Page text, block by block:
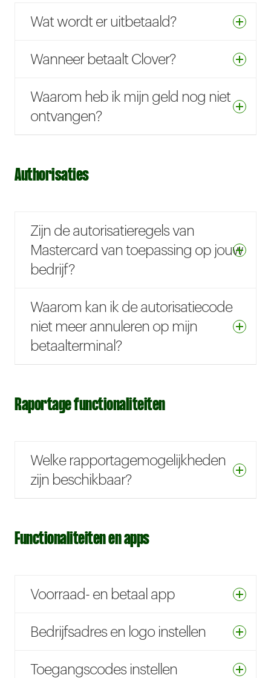
Wat wordt er uitbetaald?
Wanneer betaalt Clover?
Waarom heb ik mijn geld nog niet
ontvangen?
Authorisaties
Zijn de autorisatieregels van
Mastercard van toepassing op jouw
bedrijf?
Waarom kan ik de autorisatiecode
niet meer annuleren op mijn
betaalterminal?
Raportage functionaliteiten
Welke rapportagemogelijkheden
zijn beschikbaar?
Functionaliteiten en apps
Voorraad- en betaal app
Bedrijfsadres en logo instellen
Toegangscodes instellen